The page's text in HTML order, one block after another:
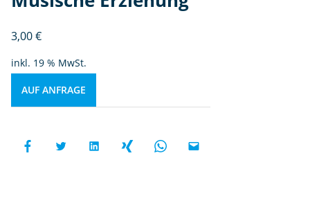
3,00€
inkl. 19 % MwSt.
AUF ANFRAGE